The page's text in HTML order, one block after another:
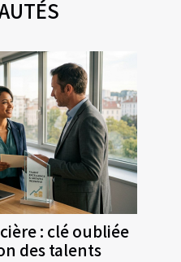
: clé oubliée
des talents